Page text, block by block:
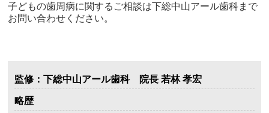
子どもの歯周病に関するご相談は下総中山アール歯科まで
お問い合わせください。
監修：下総中山アール歯科 院長 若林 孝宏
略歴